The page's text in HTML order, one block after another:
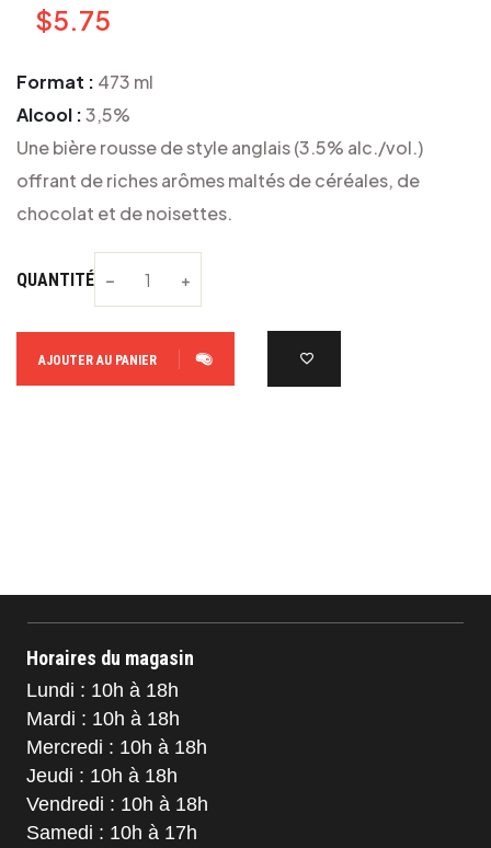
$5.75
Format : 473 ml
Alcool :3,5%
Une bière rousse de style anglais (3.5% alc./vol.)
offrant de riches arômes maltés de céréales, de
chocolat et de noisettes.
QUANTITÉ
AJOUTER AU PANIER
Horaires du magasin
Lundi : 10h à 18h
Mardi : 10h à 18h
Mercredi : 10h à 18h
Jeudi : 10h à 18h
Vendredi : 10h à 18h
Samedi : 10h à 17h